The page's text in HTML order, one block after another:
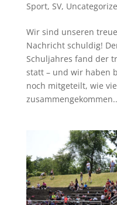
Sport, SV,
Wir sind unseren
Nachricht schuldig!
Schuljahres fand der
statt – und wir haben
noch mitgeteilt, wie